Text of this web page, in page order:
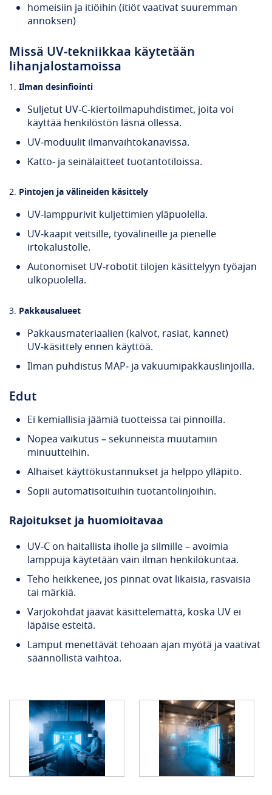
homeisiin ja itiöihin (itiöt vaativat suuremman
annoksen)
Missä UV‑tekniikkaa käytetään
lihanjalostamoissa
1. Ilman desinfiointi
Suljetut UV‑C‑kiertoilmapuhdistimet, joita voi
käyttää henkilöstön läsnä ollessa.
UV‑moduulit ilmanvaihtokanavissa.
Katto‑ ja seinälaitteet tuotantotiloissa.
2. Pintojen ja välineiden käsittely
UV‑lamppurivit kuljettimien yläpuolella.
UV‑kaapit veitsille, työvälineille ja pienelle
irtokalustolle.
Autonomiset UV‑robotit tilojen käsittelyyn työajan
ulkopuolella.
3. Pakkausalueet
Pakkausmateriaalien (kalvot, rasiat, kannet)
UV‑käsittely ennen käyttöä.
Ilman puhdistus MAP‑ ja vakuumipakkauslinjoilla.
Edut
Ei kemiallisia jäämiä tuotteissa tai pinnoilla.
Nopea vaikutus – sekunneista muutamiin
minuutteihin.
Alhaiset käyttökustannukset ja helppo ylläpito.
Sopii automatisoituihin tuotantolinjoihin.
Rajoitukset ja huomioitavaa
UV‑C on haitallista iholle ja silmille – avoimia
lamppuja käytetään vain ilman henkilökuntaa.
Teho heikkenee, jos pinnat ovat likaisia, rasvaisia
tai märkiä.
Varjokohdat jäävät käsittelemättä, koska UV ei
läpäise esteitä.
Lamput menettävät tehoaan ajan myötä ja vaativat
säännöllistä vaihtoa.